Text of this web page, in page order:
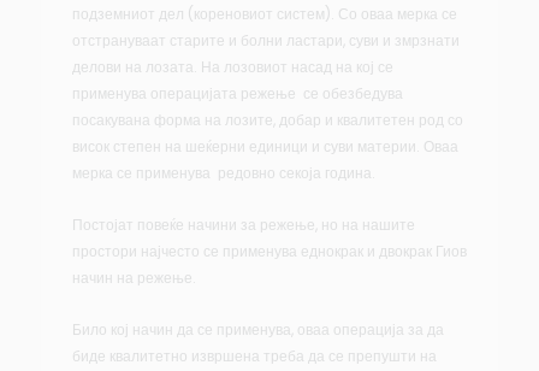
подземниот дел (кореновиот систем). Со оваа мерка се
отстрануваат старите и болни ластари, суви и змрзнати
делови на лозата. На лозовиот насад на кој се
применува операцијата режење се обезбедува
посакувана форма на лозите, добар и квалитетен род со
висок степен на шеќерни единици и суви материи. Оваа
мерка се применува редовно секоја година.
Постојат повеќе начини за режење, но на нашите
простори најчесто се применува еднокрак и двокрак Гиов
начин на режење.
Било кој начин да се применува, оваа операција за да
биде квалитетно извршена треба да се препушти на